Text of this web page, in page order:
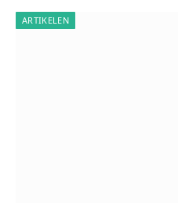
ARTIKELEN